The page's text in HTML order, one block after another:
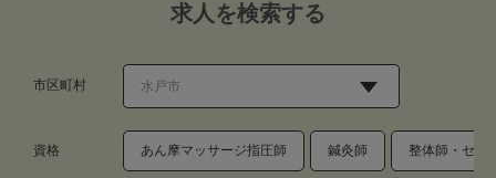
求人を検索する
市区町村
資格 あん摩マッサージ指圧師 鍼灸師 整体師・セラ